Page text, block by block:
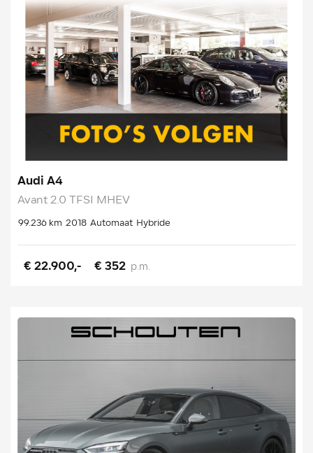
Audi A4
Avant 2.0 TFSI MHEV
99.236 km 2018 Automaat Hybride
€ 22.900,- € 352 p.m.